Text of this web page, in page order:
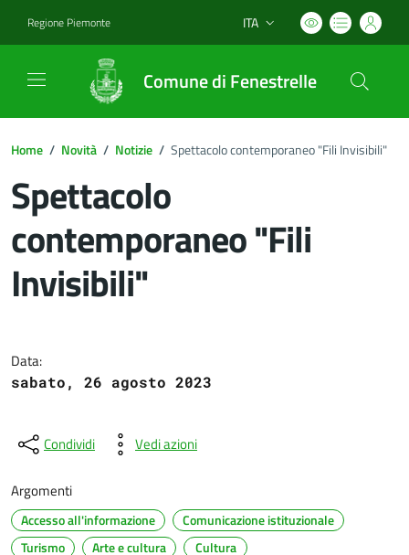
Regione Piemonte Lingua attiva:
ITA
Comune di Fenestrelle
Home / Novità / Notizie / Spettacolo contemporaneo "Fili Invisibili"
Spettacolo
contemporaneo "Fili
Invisibili"
Data:
sabato, 26 agosto 2023
Condividi Vedi azioni
Argomenti
Accesso all'informazione
Comunicazione istituzionale
Turismo
Arte e cultura
Cultura